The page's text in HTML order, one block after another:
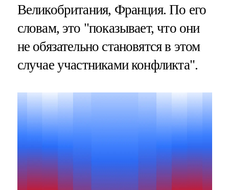
Великобритания, Франция. По его
словам, это "показывает, что они
не обязательно становятся в этом
случае участниками конфликта".